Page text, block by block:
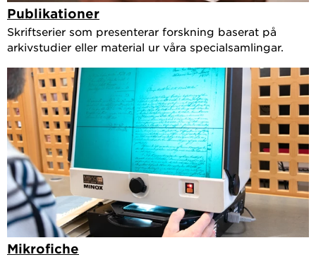
Publikationer
Skriftserier som presenterar forskning baserat på
arkivstudier eller material ur våra specialsamlingar.
Mikrofiche